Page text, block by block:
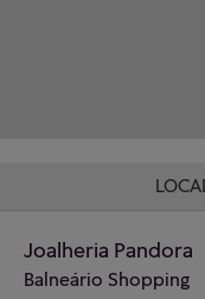
Joalheria Pandora
Balneário Shopping